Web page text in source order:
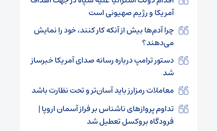
آمریکا و رژیم صهیونی است
چرا آدم‌ها بیش از آنکه کار کنند، خود را نمایش
می‌دهند؟
دستور ترامپ درباره رسانه صدای آمریکا خبرساز
شد
معاملات رمزارز باید آسان‌تر و تحت نظارت باشد
تداوم پروازهای ناشناس بر فراز آسمان اروپا |
فرودگاه بروکسل تعطیل شد